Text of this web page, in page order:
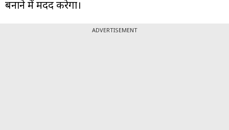
बनाने में मदद करेगा।
ADVERTISEMENT